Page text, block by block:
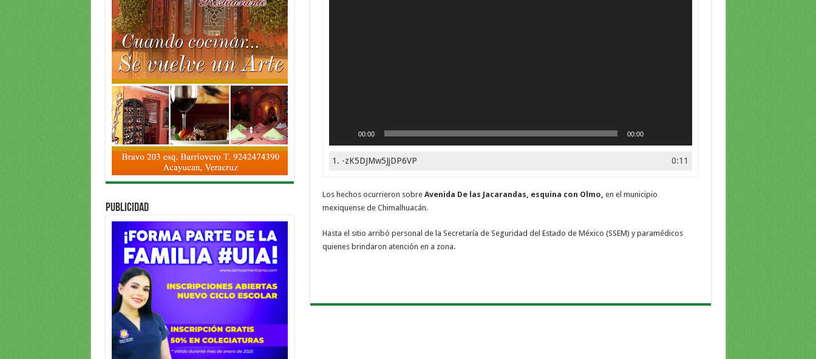
00:00 00:00
1. -zK5DJMw5JjDP6VP 0:11
Los hechos ocurrieron sobre Avenida De las Jacarandas, esquina con Olmo, en el municipio
mexiquense de Chimalhuacán.
Hasta el sitio arribó personal de la Secretaría de Seguridad del Estado de México (SSEM) y paramédicos
quienes brindaron atención en a zona.
PUBLICIDAD